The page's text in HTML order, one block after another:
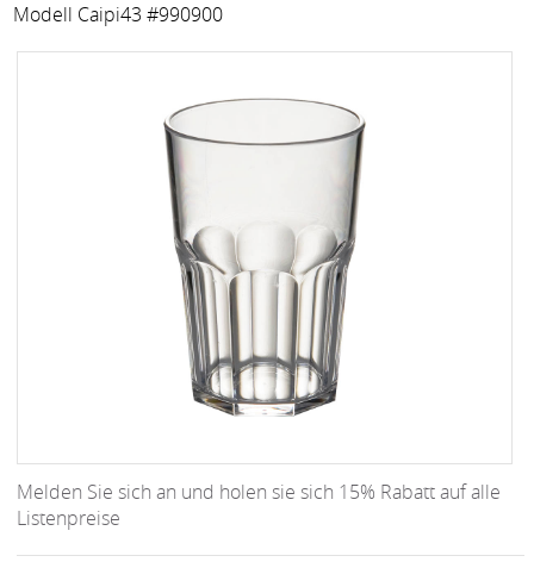
Modell Caipi43 #990900
Melden Sie sich an und holen sie sich 15% Rabatt auf alle
Listenpreise